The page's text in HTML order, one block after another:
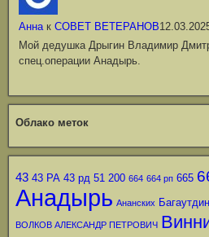
Аннак СОВЕТ ВЕТЕРАНОВ
Мой дедушка Дрыгин Владимир
спец.операции Анадырь.
Облако меток
43 43 РА 43 рд 51 200 664 664 рп 665
Анадырь Ананских
ВОЛКОВ АЛЕКСАНДР ПЕТРОВИЧ